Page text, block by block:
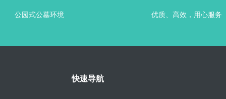
公园式公墓环境 优质、高效，用心服务
快速导航